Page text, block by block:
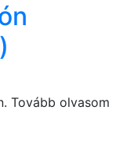
Tovább olvasom